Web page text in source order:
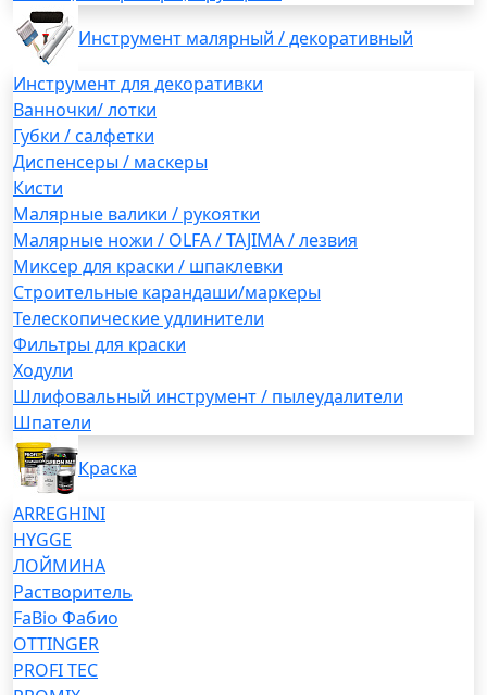
Инструмент малярный / декоративный
Инструмент для декоративки
Ванночки/ лотки
Губки / салфетки
Диспенсеры / маскеры
Кисти
Малярные валики / рукоятки
Малярные ножи / OLFA / TAJIMA / лезвия
Миксер для краски / шпаклевки
Строительные карандаши/маркеры
Телескопические удлинители
Фильтры для краски
Ходули
Шлифовальный инструмент / пылеудалители
Шпатели
Краска
ARREGHINI
HYGGE
ЛОЙМИНА
Растворитель
FaBio Фабио
OTTINGER
PROFI TEC